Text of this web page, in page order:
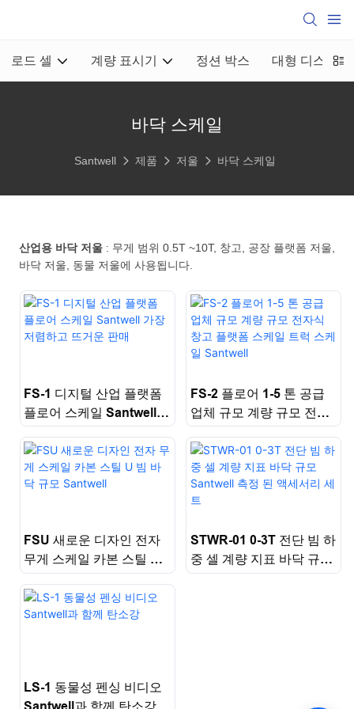
로드 셀 계량 표시기 정션 박스 대형 디스플
바닥 스케일
Santwell 제품 저울 바닥 스케일
산업용 바닥 저울 : 무게 범위 0.5T ~10T, 창고, 공장 플랫폼 저울,
바닥 저울, 동물 저울에 사용됩니다.
FS-1 디지털 산업 플랫폼
플로어 스케일 Santwell
매
FS-2 플로어 1-5 톤 공급
업체 규모 계량 규모 전자
럭 스케일 Santwell
FSU 새로운 디자인 전자
무게 스케일 카본 스틸 U
빔 바닥 규모 Santwell
STWR-01 0-3T 전단 빔 하
중 셀 계량 지표 바닥 규모
Santwell 측정 된 액세서
LS-1 동물성 펜싱 비디오